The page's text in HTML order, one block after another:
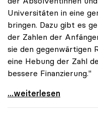
Universitäten in eine
bringen. Dazu gibt es
der Zahlen der
sie den gegenwärtigen
eine Hebung der Zahl
bessere Finanzierung."
uniko: Entweder
...weiterlesen